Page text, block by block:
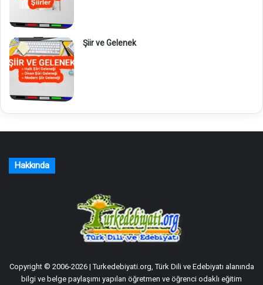
Şiir ve Gelenek
Hakkında
Copyright © 2006-2026 | Turkedebiyati.org, Türk Dili ve Edebiyatı alanında
bilgi ve belge paylaşımı yapılan öğretmen ve öğrenci odaklı eğitim